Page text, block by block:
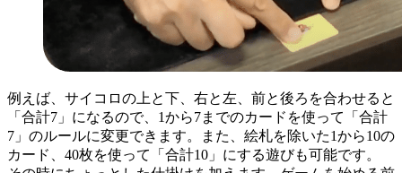
例えば、サイコロの上と下、右と左、前と後ろを合わせると
「合計7」になるので、1から7までのカードを使って「合計
7」のルールに変更できます。また、絵札を除いた1から10の
カード、40枚を使って「合計10」にする遊びも可能です。